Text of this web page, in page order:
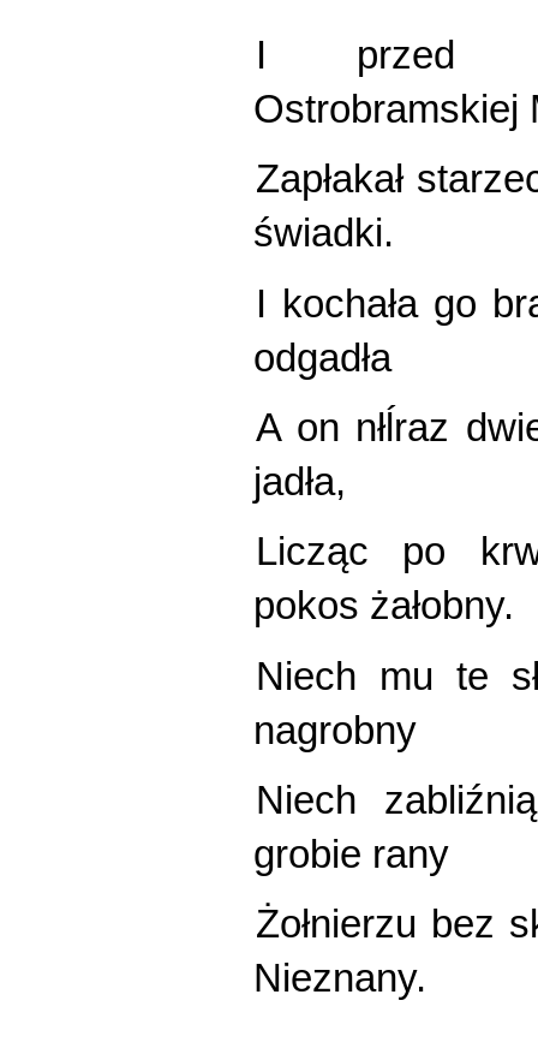
I przed
Ostrobramskiej
Zapłakał
świadki.
I kochała go
odgadła
A on nłĺraz
jadła,
Licząc po
pokos żałobny.
Niech mu te
nagrobny
Niech
grobie rany
Żołnierzu bez
Nieznany.